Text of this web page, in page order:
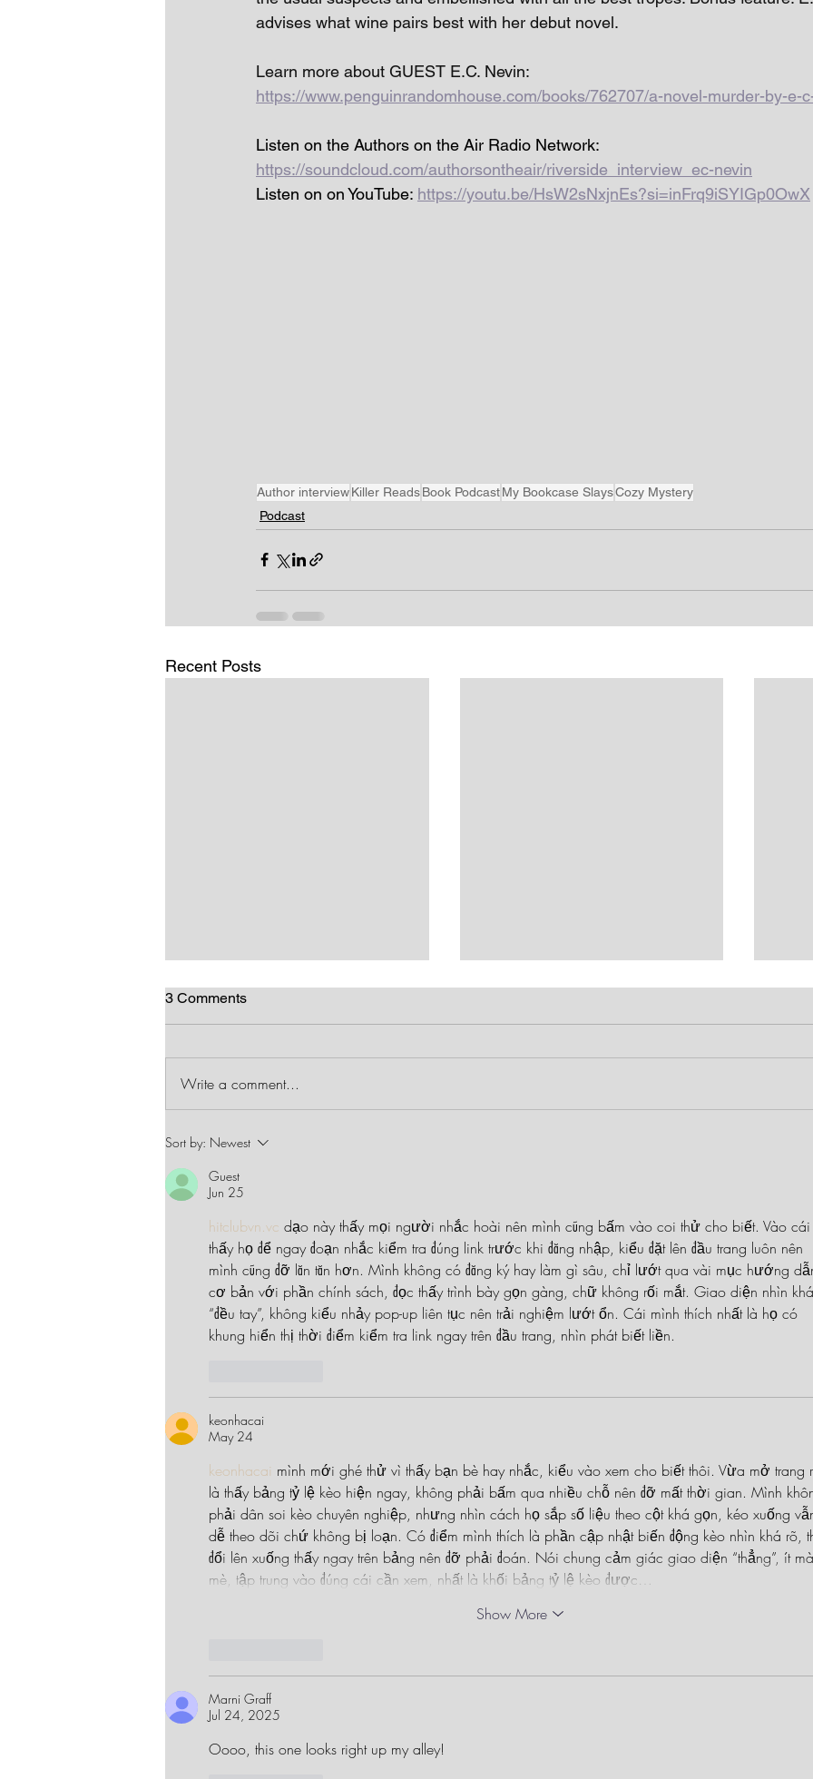
advises what wine pairs best with her debut novel.
Learn more about GUEST E.C. Nevin:
https://www.penguinrandomhouse.com/books/762707/a-novel-murder-by-e-
Listen on the Authors on the Air Radio Network:
https://soundcloud.com/authorsontheair/riverside_interview_ec-nevin
Listen on on YouTube: https://youtu.be/HsW2sNxjnEs?si=inFrq9iSYIGp0OwX
Author interviewKiller ReadsBook PodcastMy Bookcase SlaysCozy Mystery
Podcast
Recent Posts
Mark Thielman cooks up
Ep. 30 of My Bookcase Slays
of
3 Comments
Write a comment...
Sort by: Newest
Guest
Jun 25
hitclubvn.vc dạo này thấy mọi người nhắc hoài nên mình cũng bấm vào coi thử cho biết. Vào
thấy họ để ngay đoạn nhắc kiểm tra đúng link trước khi đăng nhập, kiểu đặt lên đầu trang luôn nên
mình cũng đỡ lăn tăn hơn. Mình không có đăng ký hay làm gì sâu, chỉ lướt qua vài mục hướng
cơ bản với phần chính sách, đọc thấy trình bày gọn gàng, chữ không rối mắt. Giao diện nhìn khá
“đều tay”, không kiểu nhảy pop-up liên tục nên trải nghiệm lướt ổn. Cái mình thích nhất là họ có
khung hiển thị thời điểm kiểm tra link ngay trên đầu trang, nhìn phát biết liền.
keonhacai
May 24
keonhacai mình mới ghé thử vì thấy bạn bè hay nhắc, kiểu vào xem cho biết thôi. Vừa mở trang
là thấy bảng tỷ lệ kèo hiện ngay, không phải bấm qua nhiều chỗ nên đỡ mất thời gian. Mình
phải dân soi kèo chuyên nghiệp, nhưng nhìn cách họ sắp số liệu theo cột khá gọn, kéo xuống
dễ theo dõi chứ không bị loạn. Có điểm mình thích là phần cập nhật biến động kèo nhìn khá rõ,
đổi lên xuống thấy ngay trên bảng nên đỡ phải đoán. Nói chung cảm giác giao diện “thẳng”, ít
mè, tập trung vào đúng cái cần xem, nhất là khối bảng tỷ lệ kèo được…
Show More
Marni Graff
Jul 24, 2025
Oooo, this one looks right up my alley!